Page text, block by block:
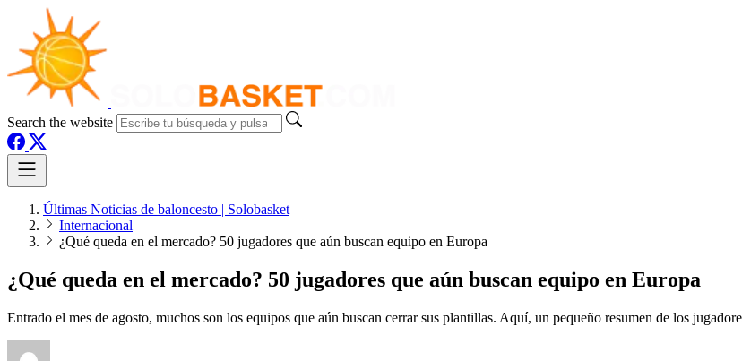
Search the website
Últimas Noticias de baloncesto | Solobasket
Internacional
¿Qué queda en el mercado? 50 jugadores que aún buscan equipo en Europa
¿Qué queda en el mercado? 50 jugadores que aún buscan equipo en Europa
Entrado el mes de agosto, muchos son los equipos que aún buscan cerrar sus plantillas. Aquí, un pequeño resumen de los